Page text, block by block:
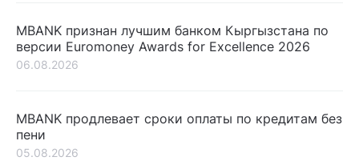
MBANK признан лучшим банком Кыргызстана по
версии Euromoney Awards for Excellence 2026
06.08.2026
MBANK продлевает сроки оплаты по кредитам без
пени
05.08.2026